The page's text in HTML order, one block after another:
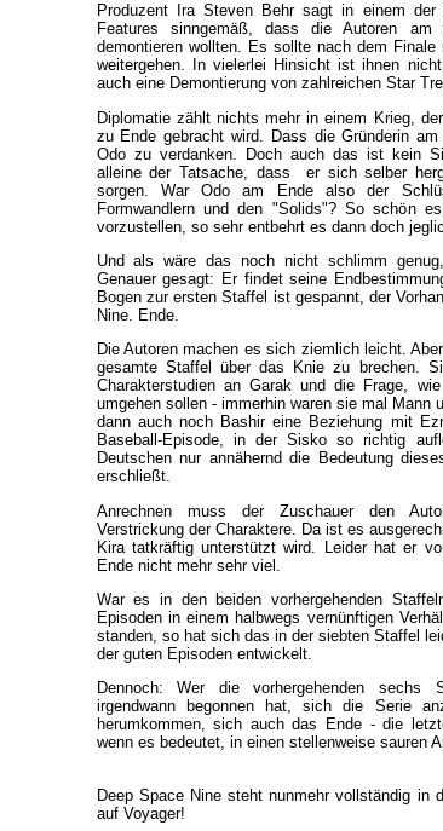
Produzent Ira Steven Behr sagt in einem
Features sinngemäß, dass die Autoren
demontieren wollten. Es sollte nach dem
weitergehen. In vielerlei Hinsicht ist ihnen
auch eine Demontierung von zahlreichen Star
Diplomatie zählt nichts mehr in einem Krieg,
zu Ende gebracht wird. Dass die Gründerin
Odo zu verdanken. Doch auch das ist kein
alleine der Tatsache, dass er sich selber
sorgen. War Odo am Ende also der
Formwandlern und den "Solids"? So schön
vorzustellen, so sehr entbehrt es dann doch
Und als wäre das noch nicht schlimm
Genauer gesagt: Er findet seine
Bogen zur ersten Staffel ist gespannt, der
Nine. Ende.
Die Autoren machen es sich ziemlich leicht.
gesamte Staffel über das Knie zu brechen.
Charakterstudien an Garak und die Frage,
umgehen sollen - immerhin waren sie mal Mann
dann auch noch Bashir eine Beziehung mit
Baseball-Episode, in der Sisko so richtig
Deutschen nur annähernd die Bedeutung
erschließt.
Anrechnen muss der Zuschauer den
Verstrickung der Charaktere. Da ist es
Kira tatkräftig unterstützt wird. Leider hat er
Ende nicht mehr sehr viel.
War es in den beiden vorhergehenden
Episoden in einem halbwegs vernünftigen
standen, so hat sich das in der siebten Staffel
der guten Episoden entwickelt.
Dennoch: Wer die vorhergehenden sechs
irgendwann begonnen hat, sich die Serie
herumkommen, sich auch das Ende - die
wenn es bedeutet, in einen stellenweise sauren
Deep Space Nine steht nunmehr vollständig in
auf Voyager!